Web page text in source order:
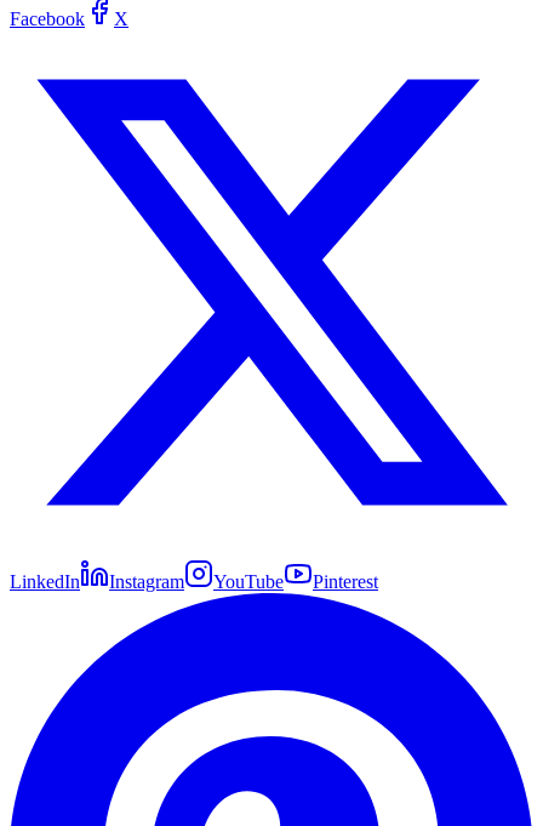
Facebook X
LinkedIn Instagram YouTube Pinterest